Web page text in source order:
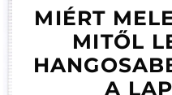
MIÉRT
MITŐL
A